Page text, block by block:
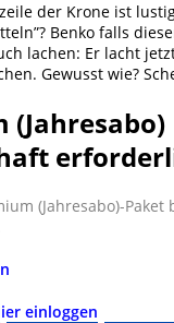
der Krone ist
Benko falls
lachen: Er lacht
Gewusst wie?
(Jahresabo)
(Jahresabo)-
einloggen